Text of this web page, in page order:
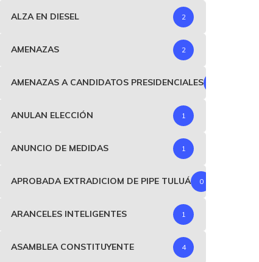
ALZA EN DIESEL 2
AMENAZAS 2
AMENAZAS A CANDIDATOS PRESIDENCIALES
ANULAN ELECCIÓN 1
ANUNCIO DE MEDIDAS 1
APROBADA EXTRADICIOM DE PIPE TULUÁ 0
ARANCELES INTELIGENTES 1
ASAMBLEA CONSTITUYENTE 4